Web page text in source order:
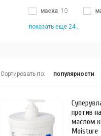
маска 10
показать еще 24...
Сортировать по: популярности
против
маслом
Moisture